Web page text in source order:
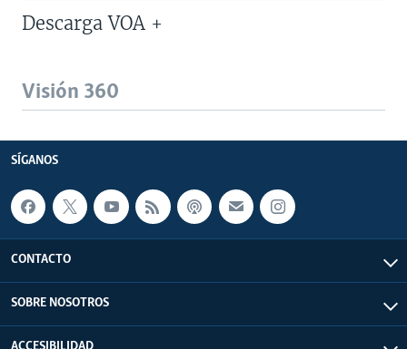
Descarga VOA +
Visión 360
SÍGANOS
CONTACTO
SOBRE NOSOTROS